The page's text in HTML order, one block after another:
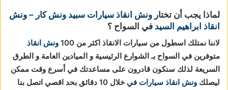
لماذا يجب أن تختار ونش انقاذ سيارات سبيد ونش كار – ونش
انقاذ ابراهيم السيد في السواح ؟
لاننا نمتلك اسطول من سيارات الانقاذ اكثر من 100
ونش انقاذ
متوفرين في السواح بـ الشوارع الرئيسية و الميادين العامة و الطرق
السريعة لذلك سنكون قادرون على مساعدتك في أسرع وقت ممكن
ليصلك ونش انقاذ سيارات
في خلال 10 دقائق بحد اقصي اتصل بنا